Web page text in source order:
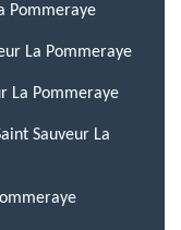
Pommeraye
La Pommeraye
La Pommeraye
Sauveur La